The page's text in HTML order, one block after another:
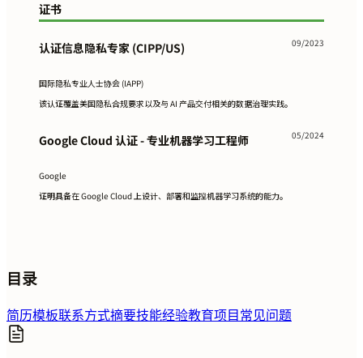
证书
认证信息隐私专家 (CIPP/US) 09/2023
国际隐私专业人士协会 (IAPP)
该认证覆盖美国隐私合规要求以及与 AI 产品交付相关的数据治理实践。
Google Cloud 认证 - 专业机器学习工程师 05/2024
Google
证明具备在 Google Cloud 上设计、部署和监控机器学习系统的能力。
目录
简历模板联系方式摘要技能经验教育项目常见问题